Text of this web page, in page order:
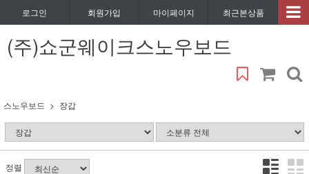
로그인 회원가입 마이페이지 최근본상품
(주)쇼군웨이크스노우보드
스노우보드 장갑
정렬